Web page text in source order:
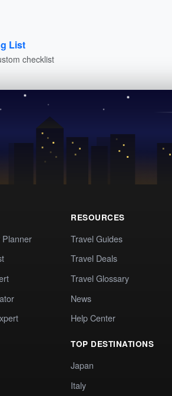
List
checklist
RESOURCES
Travel Guides
Travel Deals
Travel Glossary
News
Help Center
TOP DESTINATIONS
Japan
Italy